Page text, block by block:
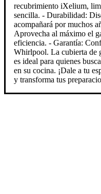
recubrimiento iXelium,
sencilla. - Durabilidad:
acompañará por muchos
Aprovecha al máximo el
eficiencia. - Garantía:
Whirlpool. La cubierta de
es ideal para quienes
en su cocina. ¡Dale a tu
y transforma tus